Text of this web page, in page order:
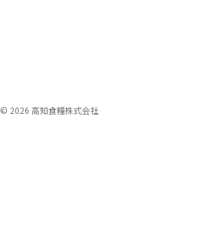
© 2026 高知食糧株式会社